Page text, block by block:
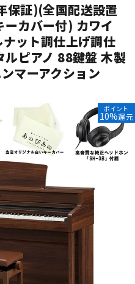
アコギ/エレアコ
パーカッション
電子ピアノ
その他楽器
保証)(全国配送設置
カバー付) カワイ
ット調仕上げ調仕
ピアノ 88鍵盤 木製
マーアクション
ポイント
10%還元